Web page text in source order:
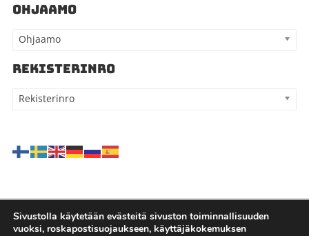
OHJAAMO
Ohjaamo
REKISTERINRO
Rekisterinro
Sivustolla käytetään evästeitä sivuston toiminnallisuuden
vuoksi, roskapostisuojaukseen, käyttäjäkokemuksen